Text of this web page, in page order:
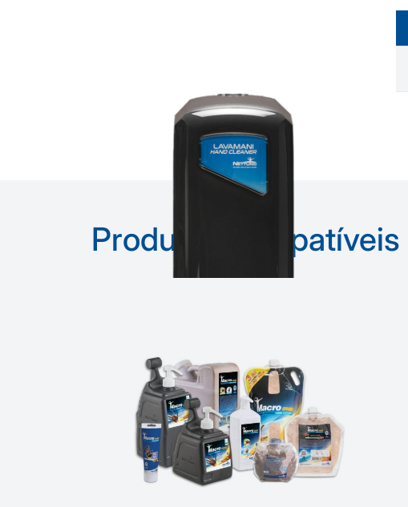
Produtos compatíveis